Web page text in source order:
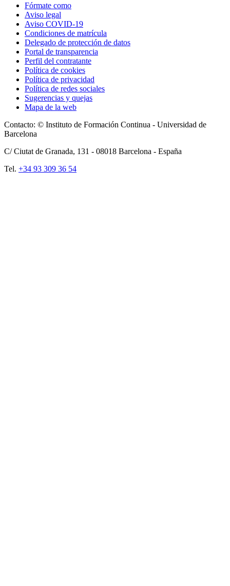
Fórmate como
Aviso legal
Aviso COVID-19
Condiciones de matrícula
Delegado de protección de datos
Portal de transparencia
Perfil del contratante
Política de cookies
Política de privacidad
Política de redes sociales
Sugerencias y quejas
Mapa de la web
Contacto: © Instituto de Formación Continua - Universidad de
Barcelona
C/ Ciutat de Granada, 131 - 08018 Barcelona - España
Tel. +34 93 309 36 54